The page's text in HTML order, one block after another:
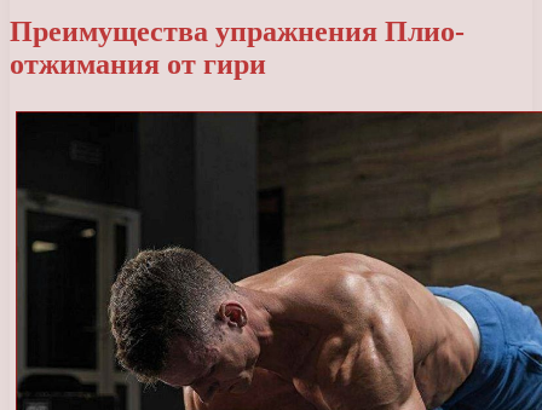
Преимущества упражнения Плио-
отжимания от гири